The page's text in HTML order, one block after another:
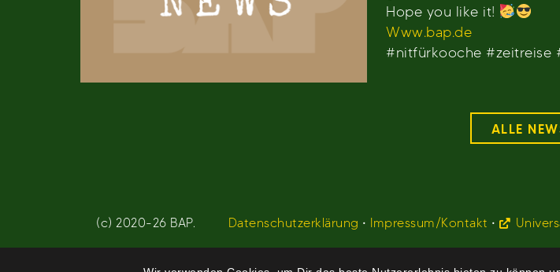
Hope you like it!
Www.bap.de
#nitfürkooche #zeitreise
ALLE
(c) 2020-26 BAP. Datenschutzerklärung • Impressum/Kontakt •